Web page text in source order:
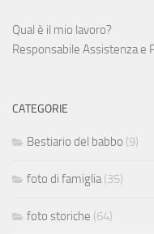
Qual è il mio lavoro?
Responsabile Assistenza e
CATEGORIE
Bestiario del babbo (9)
foto di famiglia(35)
foto storiche (64)